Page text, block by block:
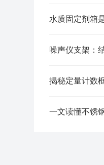
噪声仪支架：
揭秘定量计数